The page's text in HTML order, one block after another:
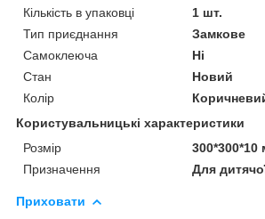
Кількість в упаковці
1 шт.
Тип приєднання
Замкове
Самоклеюча
Ні
Стан
Новий
Колір
Користувальницькі характеристики
Розмір
300*300*10
Призначення
Для
Приховати